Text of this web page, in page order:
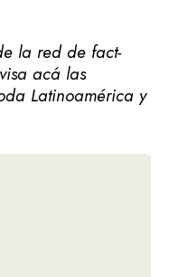
la red de fact-
acá las
Latinoamérica y